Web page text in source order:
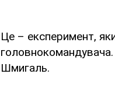
Це – експеримент,
Шмигаль.